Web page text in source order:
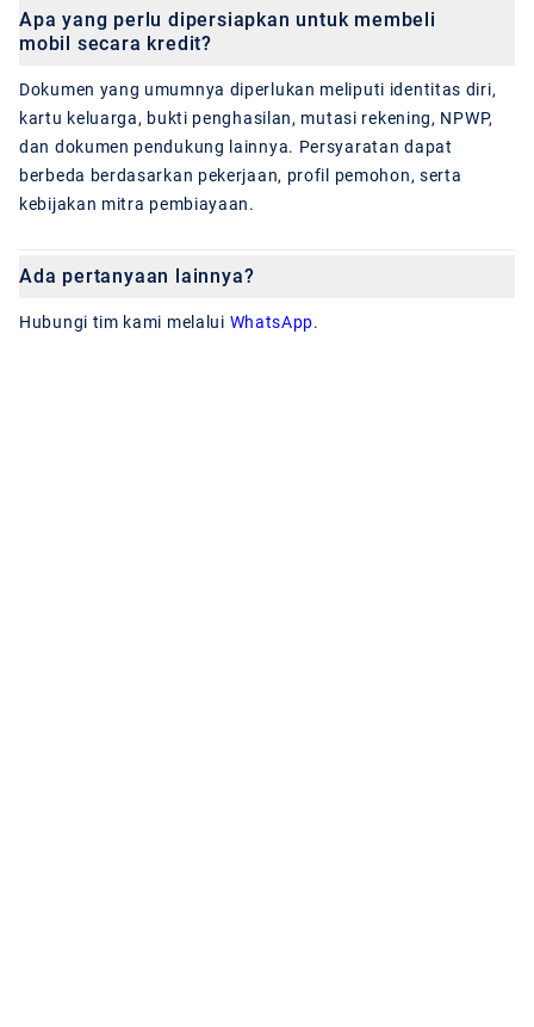
Apa yang perlu dipersiapkan untuk membeli
mobil secara kredit?
Dokumen yang umumnya diperlukan meliputi identitas diri,
kartu keluarga, bukti penghasilan, mutasi rekening, NPWP,
dan dokumen pendukung lainnya. Persyaratan dapat
berbeda berdasarkan pekerjaan, profil pemohon, serta
kebijakan mitra pembiayaan.
Ada pertanyaan lainnya?
Hubungi tim kami melalui WhatsApp.